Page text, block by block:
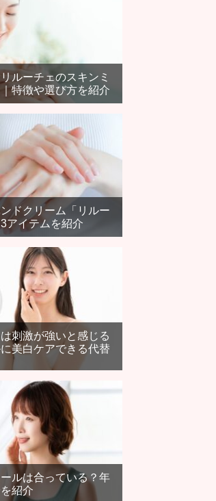
ルーチェのスキンミ
特徴や選び方を紹介
ドクリーム「リルー
アイテムを紹介
刺激が強いと感じる
美白ケアできる代替
ルは合っている？年
紹介